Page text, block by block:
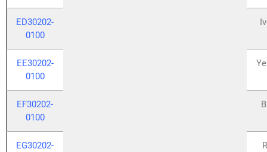
ED30202-
0100
EE30202-
0100
EF30202-
0100
EG30202-